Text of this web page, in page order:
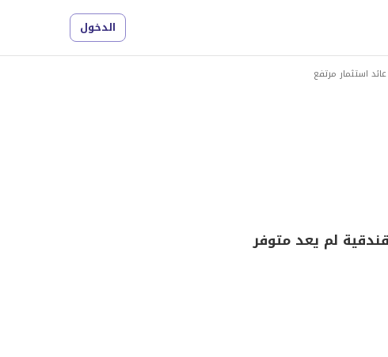
الدخول
استثمار مرتفع
لم يعد متوفر